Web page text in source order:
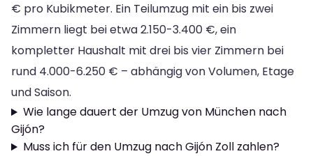
€ pro Kubikmeter. Ein Teilumzug mit ein bis zwei
Zimmern liegt bei etwa 2.150-3.400 €, ein
kompletter Haushalt mit drei bis vier Zimmern bei
rund 4.000-6.250 € – abhängig von Volumen, Etage
und Saison.
Wie lange dauert der Umzug von München nach
Gijón?
Muss ich für den Umzug nach Gijón Zoll zahlen?